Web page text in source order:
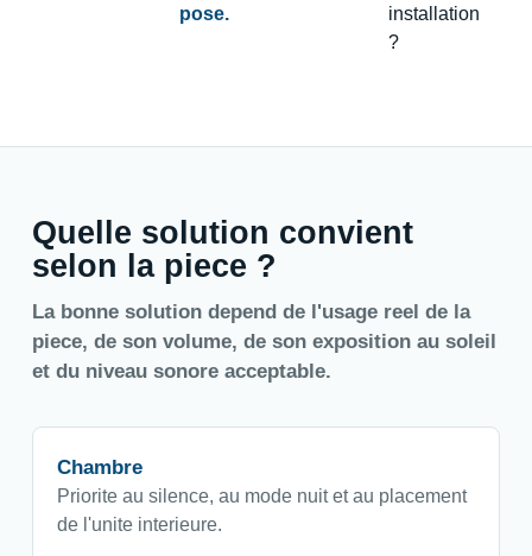
pose.
installation
?
Quelle solution convient
selon la piece ?
La bonne solution depend de l'usage reel de la
piece, de son volume, de son exposition au soleil
et du niveau sonore acceptable.
Chambre
Priorite au silence, au mode nuit et au placement
de l'unite interieure.